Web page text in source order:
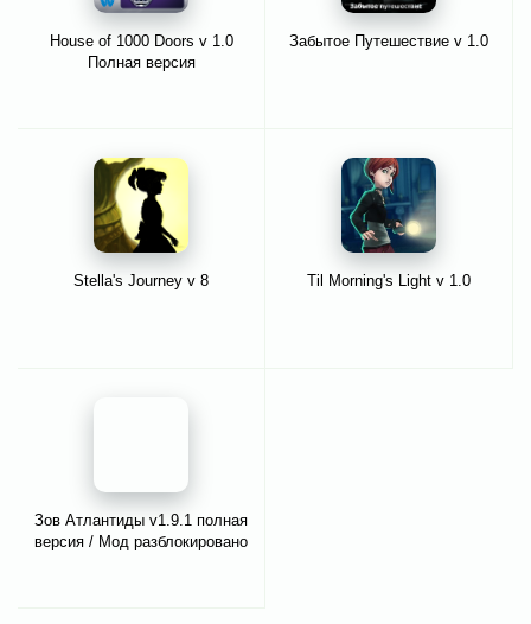
House of 1000 Doors v 1.0
Полная версия
Забытое Путешествие v 1.0
Stella's Journey v 8 Til Morning's Light v 1.0
Зов Атлантиды v1.9.1 полная
версия / Мод разблокировано